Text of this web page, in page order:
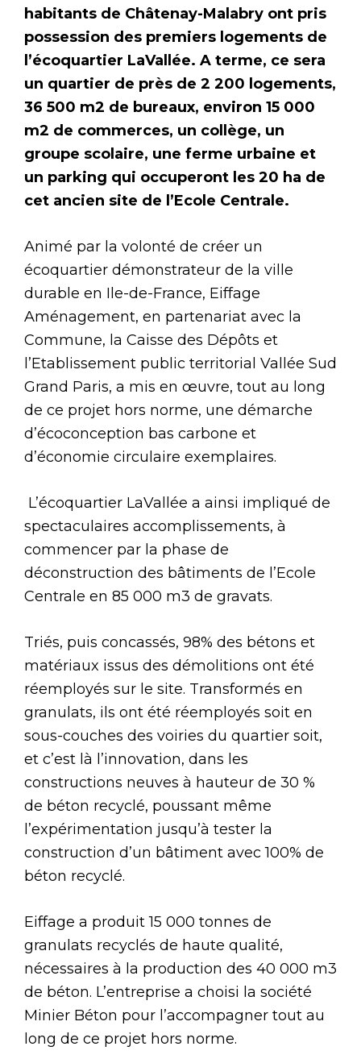
habitants de Châtenay-Malabry ont pris
possession des premiers logements de
l’écoquartier LaVallée. A terme, ce sera
un quartier de près de 2 200 logements,
36 500 m2 de bureaux, environ 15 000
m2 de commerces, un collège, un
groupe scolaire, une ferme urbaine et
un parking qui occuperont les 20 ha de
cet ancien site de l’Ecole Centrale.
Animé par la volonté de créer un
écoquartier démonstrateur de la ville
durable en Ile-de-France, Eiffage
Aménagement, en partenariat avec la
Commune, la Caisse des Dépôts et
l’Etablissement public territorial Vallée Sud
Grand Paris, a mis en œuvre, tout au long
de ce projet hors norme, une démarche
d’écoconception bas carbone et
d’économie circulaire exemplaires.
L’écoquartier LaVallée a ainsi impliqué de
spectaculaires accomplissements, à
commencer par la phase de
déconstruction des bâtiments de l’Ecole
Centrale en 85 000 m3 de gravats.
Triés, puis concassés, 98% des bétons et
matériaux issus des démolitions ont été
réemployés sur le site. Transformés en
granulats, ils ont été réemployés soit en
sous-couches des voiries du quartier soit,
et c’est là l’innovation, dans les
constructions neuves à hauteur de 30 %
de béton recyclé, poussant même
l’expérimentation jusqu’à tester la
construction d’un bâtiment avec 100% de
béton recyclé.
Eiffage a produit 15 000 tonnes de
granulats recyclés de haute qualité,
nécessaires à la production des 40 000 m3
de béton. L’entreprise a choisi la société
Minier Béton pour l’accompagner tout au
long de ce projet hors norme.